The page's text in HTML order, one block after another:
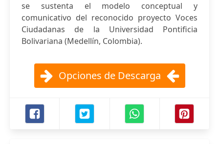
se sustenta el modelo conceptual y
comunicativo del reconocido proyecto Voces
Ciudadanas de la Universidad Pontificia
Bolivariana (Medellín, Colombia).
Opciones de Descarga